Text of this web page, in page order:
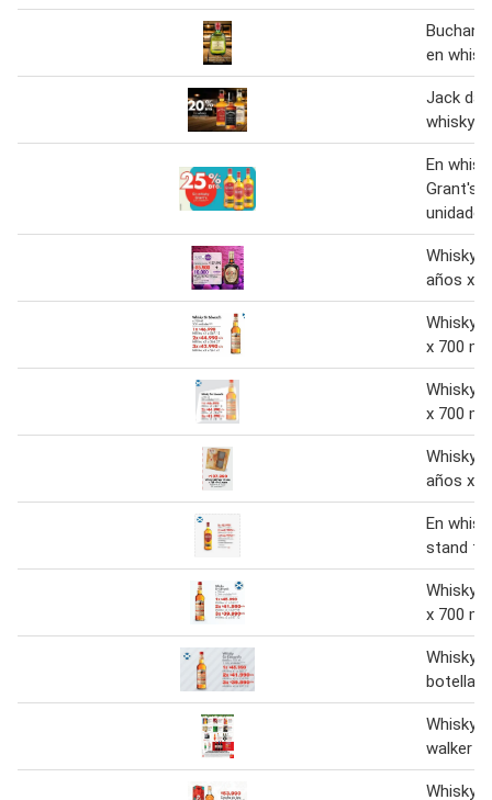
en
Jack
whisky
En
Grant's
Whisky
años x
Whisky
x 700 m
Whisky
x 700 m
Whisky
años x
En
stand
Whisky
x 700 m
Whisky
botella x
Whisky
walker
Whisky